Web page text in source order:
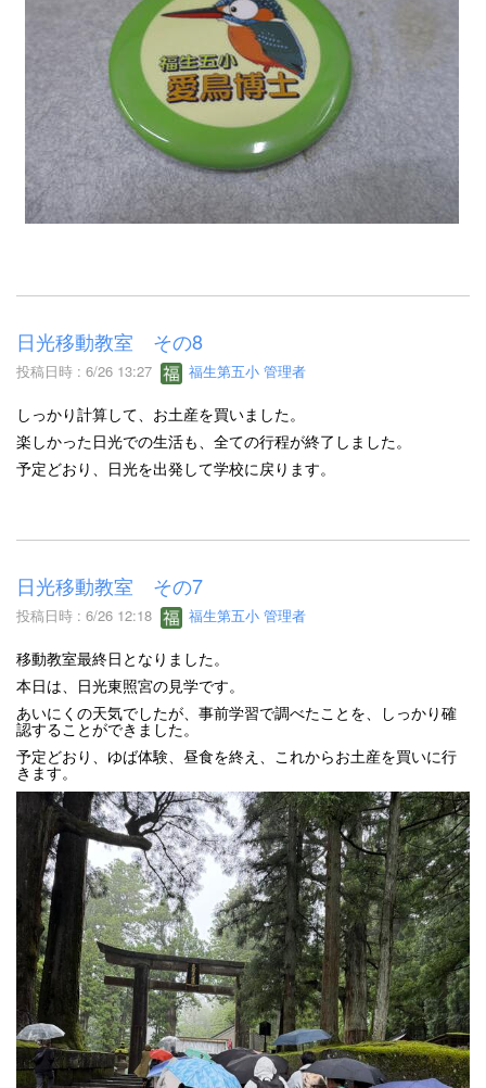
日光移動教室 その8
投稿日時 : 6/26 13:27 福生第五小 管理者
しっかり計算して、お土産を買いました。
楽しかった日光での生活も、全ての行程が終了しました。
予定どおり、日光を出発して学校に戻ります。
日光移動教室 その7
投稿日時 : 6/26 12:18 福生第五小 管理者
移動教室最終日となりました。
本日は、日光東照宮の見学です。
あいにくの天気でしたが、事前学習で調べたことを、しっかり確
認することができました。
予定どおり、ゆば体験、昼食を終え、これからお土産を買いに行
きます。